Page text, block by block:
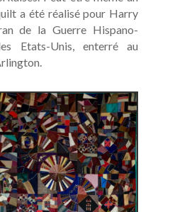
a été réalisé pour Harry
de la Guerre Hispano-
Etats-Unis, enterré au